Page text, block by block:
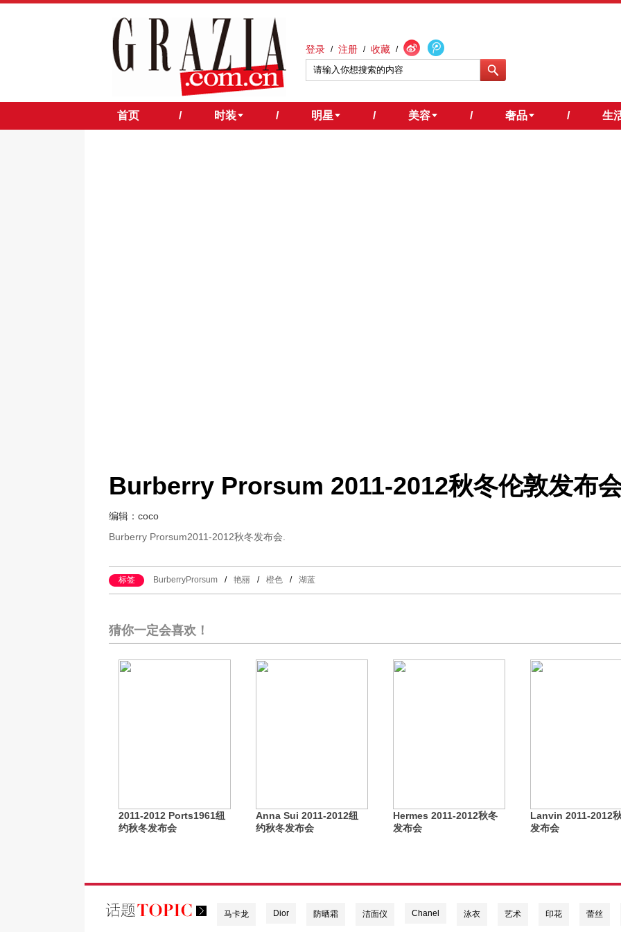
登录 / 注册 / 收藏 /
首页 / 时装 / 明星 / 美容 / 奢品 / 生
Burberry Prorsum 2011-2012秋冬伦敦发布
编辑：coco
Burberry Prorsum2011-2012秋冬发布会.
标签 BurberryProrsum / 艳丽 / 橙色 / 湖蓝
猜你一定会喜欢！
2011-2012 Ports1961纽
约秋冬发布会
Anna Sui 2011-2012纽
约秋冬发布会
Hermes 2011-2012秋冬
发布会
Lanvin 2011-2012
发布会
马卡龙 Dior 防晒霜 洁面仪 Chanel 泳衣 艺术 印花 蕾丝